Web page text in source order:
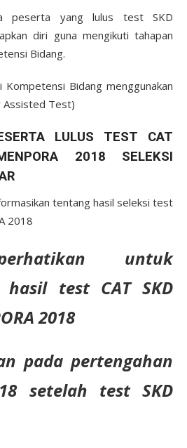
peserta yang lulus test SKD
diri guna mengikuti tahapan
Bidang.
Kompetensi Bidang menggunakan
Assisted Test)
LULUS TEST CAT
2018 SELEKSI
tentang hasil seleksi test
2018
untuk
hasil test CAT SKD
2018
pada pertengahan
setelah test SKD